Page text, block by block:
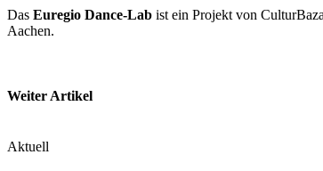
Das Euregio Dance-Lab ist ein Projekt von
Aachen.
Weiter Artikel
Aktuell